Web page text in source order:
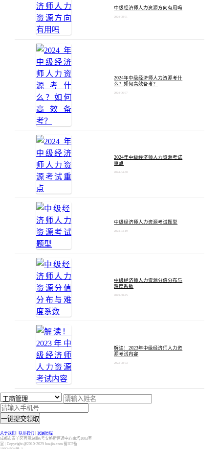
中级经济师人力资源方向有用吗
2024-08-01
2024年中级经济师人力资源考什
么？如何高效备考？
2024-06-07
2024年中级经济师人力资源考试
重点
2024-04-30
中级经济师人力资源考试题型
2024-03-19
中级经济师人力资源分值分布与
难度系数
2023-08-25
解读！2023年中级经济师人力资
源考试内容
2023-08-03
一键提交领取
关于我们 联系我们
发展历程
成都市青羊区西货站路6号安格斯恒通中心南塔1003室
室 | Copyright @2010-2025 huajin.com 蜀ICP备